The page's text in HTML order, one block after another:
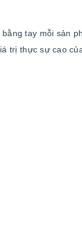
tay mỗi sản
trị thực sự cao